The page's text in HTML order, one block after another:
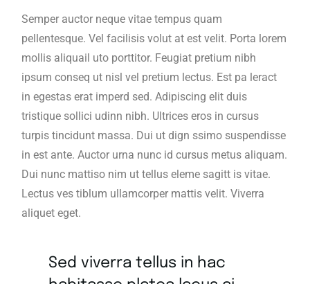
Semper auctor neque vitae tempus quam
pellentesque. Vel facilisis volut at est velit. Porta lorem
mollis aliquail uto porttitor. Feugiat pretium nibh
ipsum conseq ut nisl vel pretium lectus. Est pa leract
in egestas erat imperd sed. Adipiscing elit duis
tristique sollici udinn nibh. Ultrices eros in cursus
turpis tincidunt massa. Dui ut dign ssimo suspendisse
in est ante. Auctor urna nunc id cursus metus aliquam.
Dui nunc mattiso nim ut tellus eleme sagitt is vitae.
Lectus ves tiblum ullamcorper mattis velit. Viverra
aliquet eget.
Sed viverra tellus in hac